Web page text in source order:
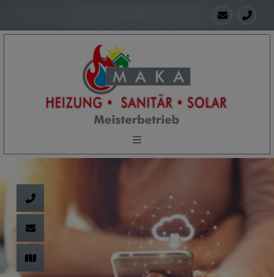
schließen
schließen
und schließen